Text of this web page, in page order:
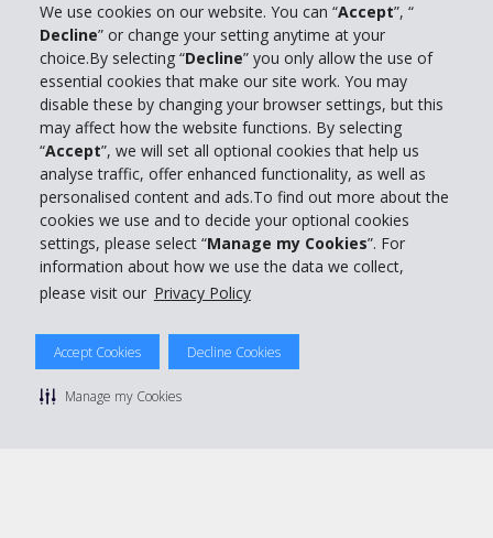
We use cookies on our website. You can “Accept”, “
Decline” or change your setting anytime at your
choice.By selecting “Decline” you only allow the use of
essential cookies that make our site work. You may
disable these by changing your browser settings, but this
may affect how the website functions. By selecting
“Accept”, we will set all optional cookies that help us
analyse traffic, offer enhanced functionality, as well as
personalised content and ads.To find out more about the
cookies we use and to decide your optional cookies
settings, please select “Manage my Cookies”. For
information about how we use the data we collect,
please visit our Privacy Policy
Accept Cookies Decline Cookies
Manage my Cookies
Unternehmensinformation
Partner
Kundenservice
Mieten bei Hertz
© 2026 The Hertz System, Inc.
Datenschutzrichtlinie
Sitemap Cookies verwalten